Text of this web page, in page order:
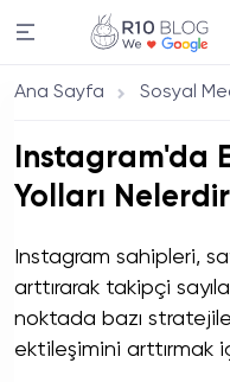
Ana Sayfa Sosyal
Instagram'da
Yolları
Instagram sahipleri,
arttırarak takipçi
noktada bazı
ektileşimini arttırmak